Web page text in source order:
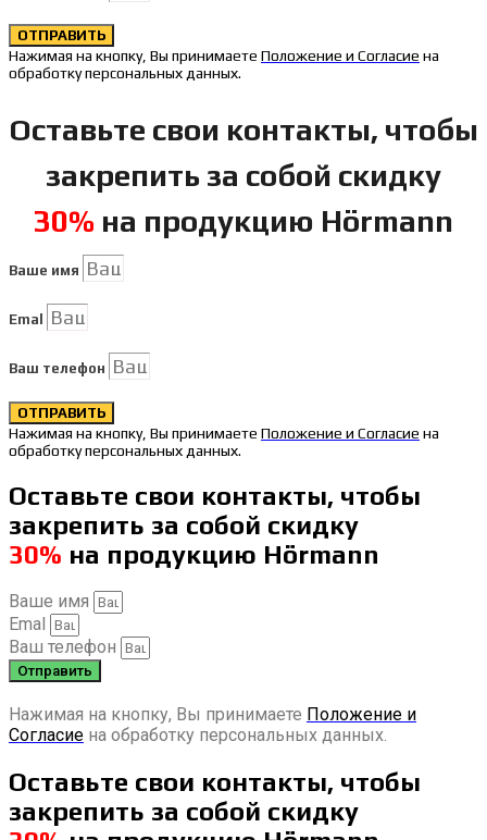
ОТПРАВИТЬ
Нажимая на кнопку, Вы принимаете Положение и Согласие на
обработку персональных данных.
Оставьте свои контакты, чтобы
закрепить за собой скидку
30% на продукцию Hörmann
Ваше имя
Emal
Ваш телефон
ОТПРАВИТЬ
Нажимая на кнопку, Вы принимаете Положение и Согласие на
обработку персональных данных.
Оставьте свои контакты, чтобы
закрепить за собой скидку
30% на продукцию Hörmann
Ваше имя
Emal
Ваш телефон
Отправить
Нажимая на кнопку, Вы принимаете Положение и
Согласие на обработку персональных данных.
Оставьте свои контакты, чтобы
закрепить за собой скидку